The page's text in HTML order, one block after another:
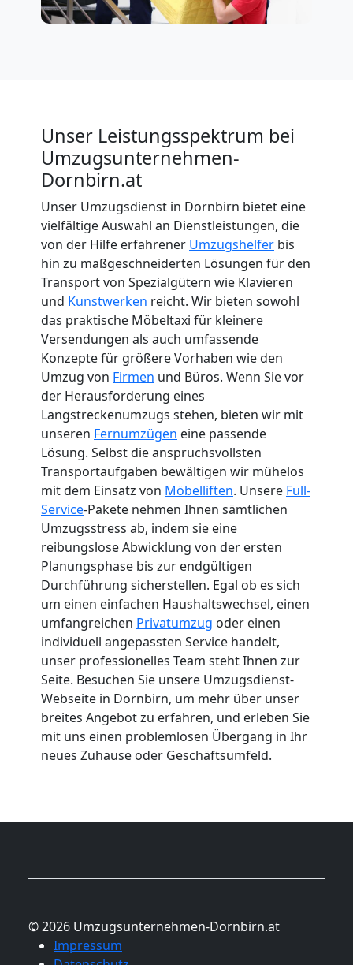
Unser Leistungsspektrum bei
Umzugsunternehmen-
Dornbirn.at
Unser Umzugsdienst in Dornbirn bietet eine
vielfältige Auswahl an Dienstleistungen, die
von der Hilfe erfahrener Umzugshelfer bis
hin zu maßgeschneiderten Lösungen für den
Transport von Spezialgütern wie Klavieren
und Kunstwerken reicht. Wir bieten sowohl
das praktische Möbeltaxi für kleinere
Versendungen als auch umfassende
Konzepte für größere Vorhaben wie den
Umzug von Firmen und Büros. Wenn Sie vor
der Herausforderung eines
Langstreckenumzugs stehen, bieten wir mit
unseren Fernumzügen eine passende
Lösung. Selbst die anspruchsvollsten
Transportaufgaben bewältigen wir mühelos
mit dem Einsatz von Möbelliften. Unsere Full-
Service-Pakete nehmen Ihnen sämtlichen
Umzugsstress ab, indem sie eine
reibungslose Abwicklung von der ersten
Planungsphase bis zur endgültigen
Durchführung sicherstellen. Egal ob es sich
um einen einfachen Haushaltswechsel, einen
umfangreichen Privatumzug oder einen
individuell angepassten Service handelt,
unser professionelles Team steht Ihnen zur
Seite. Besuchen Sie unsere Umzugsdienst-
Webseite in Dornbirn, um mehr über unser
breites Angebot zu erfahren, und erleben Sie
mit uns einen problemlosen Übergang in Ihr
neues Zuhause oder Geschäftsumfeld.
© 2026 Umzugsunternehmen-Dornbirn.at
Impressum